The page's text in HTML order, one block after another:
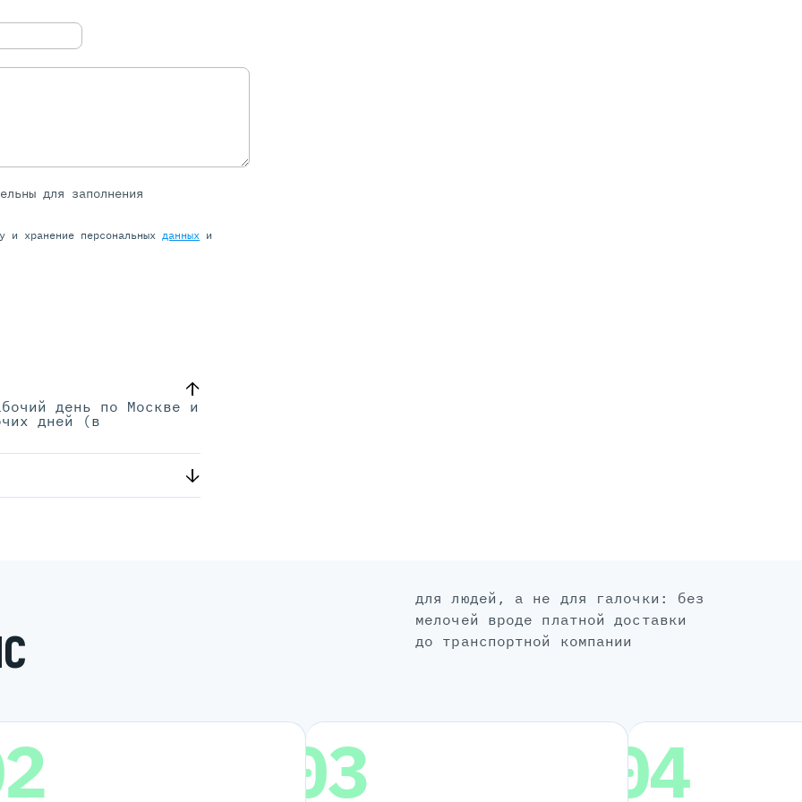
для заполнения
и хранение персональных данных и
день по Москве и
дней (в
для людей, а не для галочки: без
мелочей вроде платной доставки
до транспортной компании
03 04